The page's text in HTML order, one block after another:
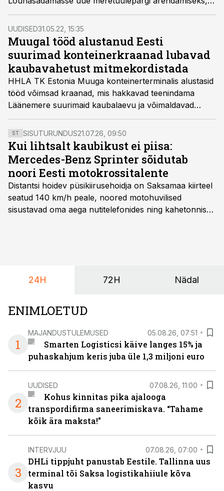
nüüdseks on leitud ka arendaja, kelleks valiti Sunly.
UUDISED31.05.22, 15:35
Muugal tööd alustanud Eesti
suurimad konteinerkraanad lubavad
kaubavahetust mitmekordistada
HHLA TK Estonia Muuga konteinerterminalis alustasid
tööd võimsad kraanad, mis hakkavad teenindama
Läänemere suurimaid kaubalaevu ja võimaldavad
senist kaubavahetuse mahtu mitmekordistada.
ST SISUTURUNDUS21.07.26, 09:50
Kui lihtsalt kaubikust ei piisa:
Mercedes-Benz Sprinter sõidutab
noori Eesti motokrossitalente
Distantsi hoidev püsikiirusehoidja on Saksamaa kiirteel
seatud 140 km/h peale, noored motohuvilised
sisustavad oma aega nutitelefonides ning kahetonnises
24H 72H Nädal
ENIMLOETUD
1
MAJANDUSTULEMUSED 05.08.26, 07:51
Smarten Logisticsi käive langes 15% ja
puhaskahjum keris juba üle 1,3 miljoni euro
2
UUDISED 07.08.26, 11:00
Kohus kinnitas pika ajalooga
transpordifirma saneerimiskava. “Tahame
kõik ära maksta!”
3
INTERVJUU 07.08.26, 07:00
DHLi tippjuht panustab Eestile. Tallinna uus
terminal tõi Saksa logistikahiiule kõva
kasvu